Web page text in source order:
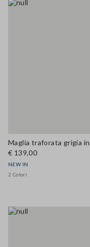
€ 139,00
NEW IN
2 Colori